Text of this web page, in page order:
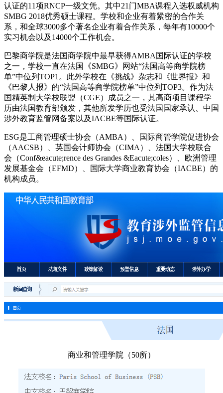
认证的11项RNCP一级文凭。其中21门MBA课程入选权威机构
SMBG 2018优秀硕士课程。学校和企业有着紧密的合作关
系，和全球3000多个著名企业有着合作关系，每年有10000个
实习机会以及14000个工作机会。
巴黎商学院是法国商学院中最早获得AMBA国际认证的学校
之一，学校一直在法国《SMBG》网站“法国高等商学院榜
单”中位列TOP1。此外学校在《挑战》杂志和《世界报》和
《巴黎人报》的“法国高等商学院榜单”中位列TOP3。作为法
国精英制大学校联盟（CGE）成员之一，其高商项目课程学
历由法国教育部颁发，其他所发学历也受法国国家承认、中国
涉外教育监管网备案以及IACBE等国际认证。
ESG是工商管理硕士协会（AMBA）、国际商管学院促进协会
（AACSB）、英国会计师协会（CIMA）、法国大学校联合
会（Conf&eacute;rence des Grandes &Eacute;coles）、欧洲管理
发展基金会（EFMD）、国际大学商业教育协会（IACBE）的
机构成员。
商业和管理学院（50所）